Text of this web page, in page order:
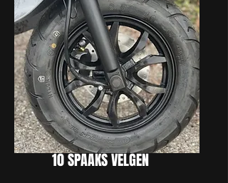
10 SPAAKS VELGEN